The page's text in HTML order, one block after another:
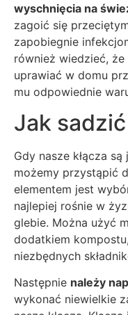
wyschnięcia na
zagoić się
zapobiegnie
również wiedzieć,
uprawiać w domu
mu odpowiednie
Jak
Gdy nasze kłącza
możemy przystąpić
elementem jest
najlepiej rośnie w
glebie. Można użyć
dodatkiem
niezbędnych
Następnie należy
wykonać niewielkie